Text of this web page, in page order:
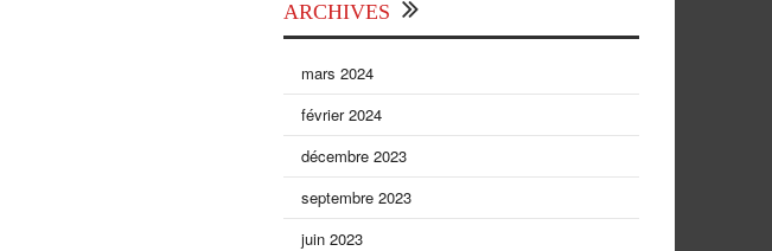
ARCHIVES
mars 2024
février 2024
décembre 2023
septembre 2023
juin 2023